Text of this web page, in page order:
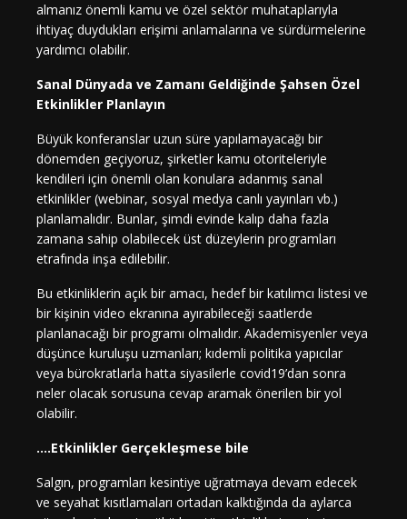
almanız önemli kamu ve özel sektör muhataplarıyla
ihtiyaç duydukları erişimi anlamalarına ve sürdürmelerine
yardımcı olabilir.
Sanal Dünyada ve Zamanı Geldiğinde Şahsen Özel
Etkinlikler Planlayın
Büyük konferanslar uzun süre yapılamayacağı bir
dönemden geçiyoruz, şirketler kamu otoriteleriyle
kendileri için önemli olan konulara adanmış sanal
etkinlikler (webinar, sosyal medya canlı yayınları vb.)
planlamalıdır. Bunlar, şimdi evinde kalıp daha fazla
zamana sahip olabilecek üst düzeylerin programları
etrafında inşa edilebilir.
Bu etkinliklerin açık bir amacı, hedef bir katılımcı listesi ve
bir kişinin video ekranına ayırabileceği saatlerde
planlanacağı bir programı olmalıdır. Akademisyenler veya
düşünce kuruluşu uzmanları; kıdemli politika yapıcılar
veya bürokratlarla hatta siyasilerle covid19’dan sonra
neler olacak sorusuna cevap aramak önerilen bir yol
olabilir.
….Etkinlikler Gerçekleşmese bile
Salgın, programları kesintiye uğratmaya devam edecek
ve seyahat kısıtlamaları ortadan kalktığında da aylarca